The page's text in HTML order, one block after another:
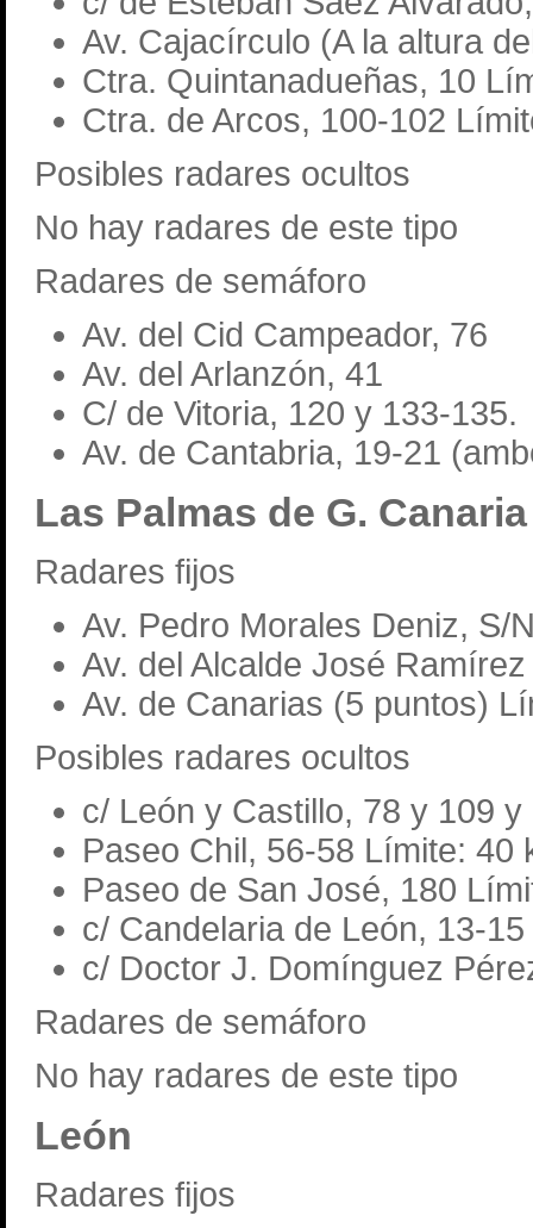
Av. Cajacírculo (A la altura
Ctra. Quintanadueñas, 10
Ctra. de Arcos, 100-102
Posibles radares ocultos
No hay radares de este tipo
Radares de semáforo
Av. del Cid Campeador, 76
Av. del Arlanzón, 41
C/ de Vitoria, 120 y 133-135.
Av. de Cantabria, 19-21
Las Palmas de G. Canaria
Radares fijos
Av. Pedro Morales Deniz, S/
Av. del Alcalde José
Av. de Canarias (5 puntos)
Posibles radares ocultos
c/ León y Castillo, 78 y 109
Paseo Chil, 56-58 Límite: 40
Paseo de San José, 180
c/ Candelaria de León, 13-
c/ Doctor J. Domínguez
Radares de semáforo
No hay radares de este tipo
León
Radares fijos